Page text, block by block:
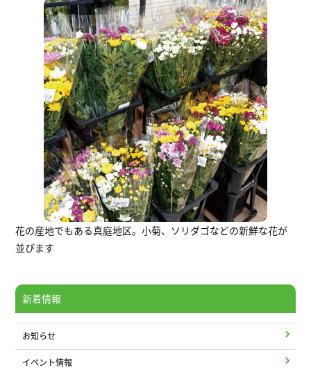
花の産地でもある真庭地区。小菊、ソリダゴなどの新鮮な花が
並びます
新着情報
お知らせ
イベント情報